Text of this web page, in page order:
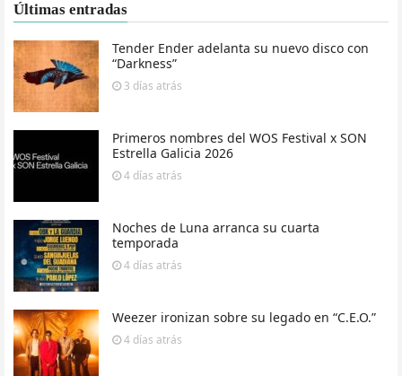
Últimas entradas
Tender Ender adelanta su nuevo disco con
“Darkness”
3 días atrás
Primeros nombres del WOS Festival x SON
Estrella Galicia 2026
4 días atrás
Noches de Luna arranca su cuarta
temporada
4 días atrás
Weezer ironizan sobre su legado en “C.E.O.”
4 días atrás